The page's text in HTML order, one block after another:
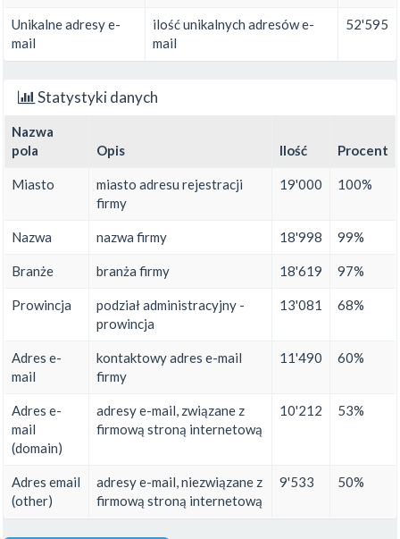
Unikalne adresy e-
mail
ilość unikalnych adresów e-
mail
52'595
Statystyki danych
Nazwa
pola
Opis Ilość Procent
Miasto
miasto adresu rejestracji
firmy
19'000 100%
Nazwa nazwa firmy 18'998 99%
Branże branża firmy 18'619 97%
Prowincja
podział administracyjny -
prowincja
13'081 68%
Adres e-
mail
kontaktowy adres e-mail
firmy
11'490 60%
Adres e-
mail
(domain)
adresy e-mail, związane z
firmową stroną internetową
10'212 53%
Adres email
(other)
adresy e-mail, niezwiązane z
firmową stroną internetową
9'533 50%